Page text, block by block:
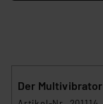
Der Multivibrator